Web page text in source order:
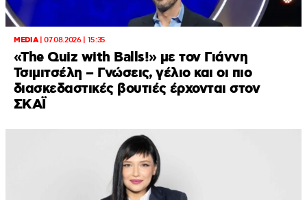
MEDIA|07.08.2026 | 15:35
«The Quiz with Balls!» με τον Γιάννη
Τσιμιτσέλη – Γνώσεις, γέλιο και οι πιο
διασκεδαστικές βουτιές έρχονται στον
ΣΚΑΪ